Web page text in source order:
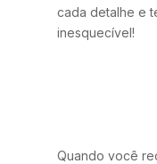
cada detalhe e
inesquecível!
Quando você